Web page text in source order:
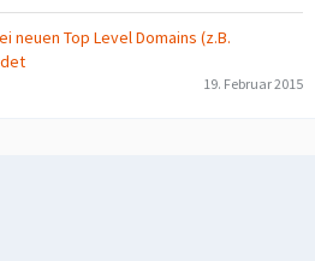
neuen Top Level Domains (z.B.
19. Februar 2015